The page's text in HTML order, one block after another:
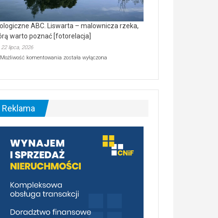
ABC. Liswarta – malownicza rzeka,
warto poznać [fotorelacja]
22 lipca, 2026
Możliwość komentowania Ekologiczne
–
malownicza
[fotorelacja]
została wyłączona
Reklama